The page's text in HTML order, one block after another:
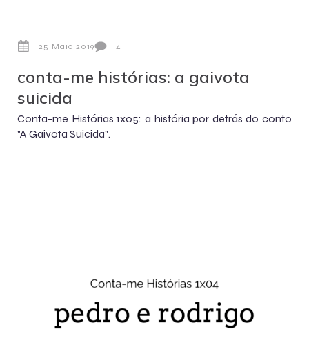
25 Maio 2019 4
conta-me histórias: a gaivota
suicida
Conta-me Histórias 1x05: a história por detrás do conto
"A Gaivota Suicida".